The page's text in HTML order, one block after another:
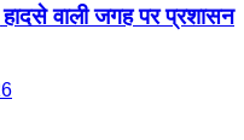
हादसे वाली जगह पर प्रशासन